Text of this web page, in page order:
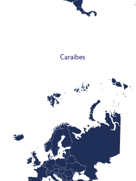
Caraïbes